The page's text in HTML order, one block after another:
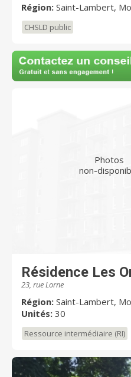
Région: Saint-Lambert,
CHSLD public
Photos
non-
Résidence Les
23, rue Lorne
Région: Saint-Lambert,
Unités: 30
Ressource intermédiaire (RI)